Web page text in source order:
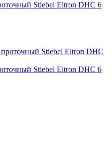
Stiebel Eltron DHC 6
Stiebel Eltron DHC 6